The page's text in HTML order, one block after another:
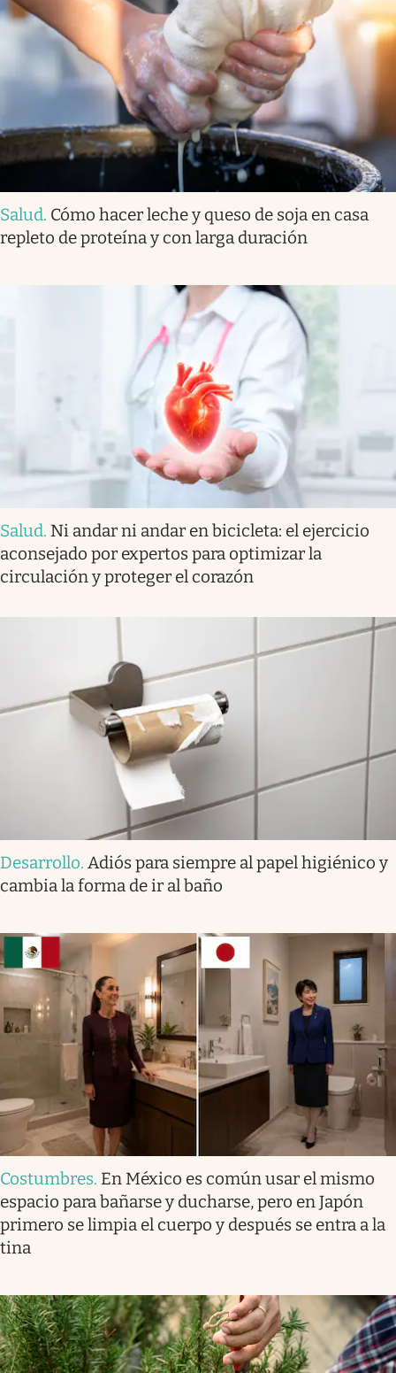
Salud. Cómo hacer leche y queso de soja en casa
repleto de proteína y con larga duración
Salud. Ni andar ni andar en bicicleta: el ejercicio
aconsejado por expertos para optimizar la
circulación y proteger el corazón
Desarrollo. Adiós para siempre al papel higiénico y
cambia la forma de ir al baño
Costumbres. En México es común usar el mismo
espacio para bañarse y ducharse, pero en Japón
primero se limpia el cuerpo y después se entra a la
tina